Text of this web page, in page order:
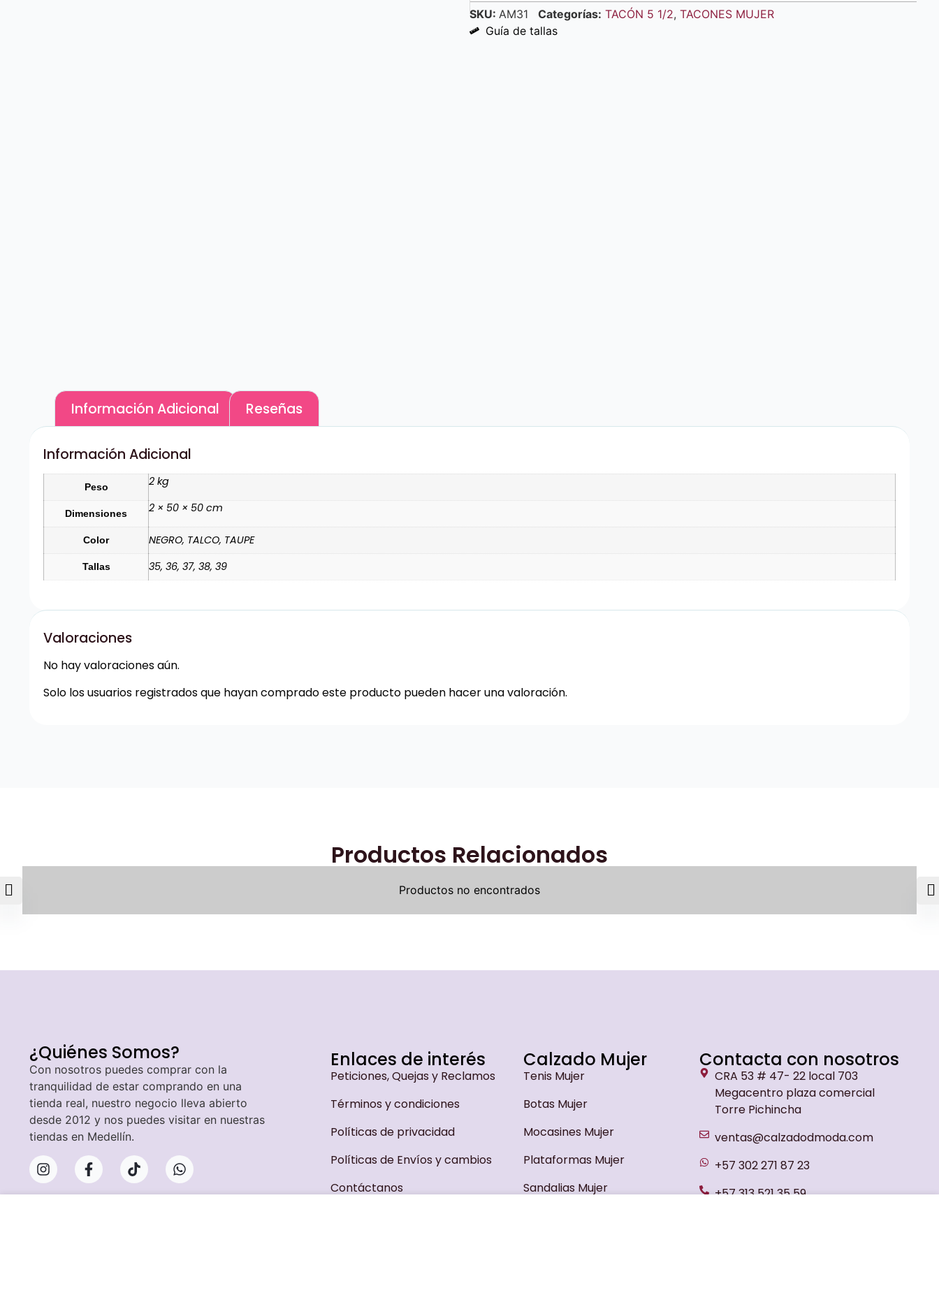
SKU: AM31 Categorías: TACÓN 5 1/2, TACONES MUJER
Guía de tallas
Información Adicional Reseñas
Información Adicional
Peso 2 kg
Dimensiones 2 × 50 × 50 cm
Color NEGRO, TALCO, TAUPE
Tallas 35, 36, 37, 38, 39
Valoraciones
No hay valoraciones aún.
Solo los usuarios registrados que hayan comprado este producto pueden hacer una valoración.
Productos Relacionados
Productos no encontrados
¿Quiénes Somos?
Con nosotros puedes comprar con la
tranquilidad de estar comprando en una
tienda real, nuestro negocio lleva abierto
desde 2012 y nos puedes visitar en nuestras
tiendas en Medellín.
Enlaces de interés
Peticiones, Quejas y Reclamos
Términos y condiciones
Políticas de privacidad
Políticas de Envíos y cambios
Contáctanos
Calzado Mujer
Tenis Mujer
Botas Mujer
Mocasines Mujer
Plataformas Mujer
Sandalias Mujer
Contacta con nosotros
CRA 53 # 47- 22 local 703
Megacentro plaza comercial
Torre Pichincha
ventas@calzadodmoda.com
+57 302 271 87 23
+57 313 521 35 59